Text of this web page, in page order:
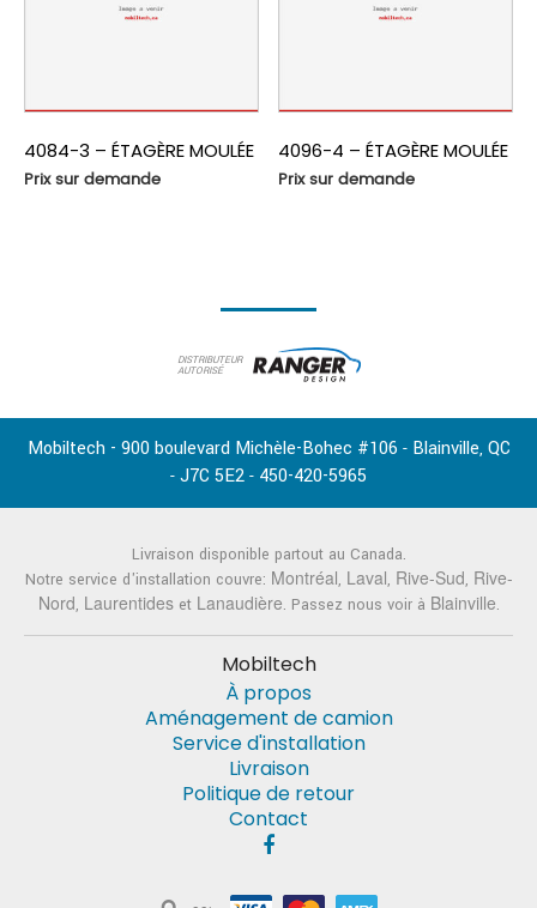
4084-3 – ÉTAGÈRE MOULÉE
Prix sur demande
4096-4 – ÉTAGÈRE MOULÉE
Prix sur demande
DISTRIBUTEUR
AUTORISÉ
Mobiltech - 900 boulevard Michèle-Bohec #106 - Blainville, QC
- J7C 5E2 - 450-420-5965
Livraison disponible partout au Canada.
Notre service d'installation couvre: Montréal, Laval, Rive-Sud, Rive-
Nord, Laurentideset Lanaudière. Passez nous voir à Blainville.
Mobiltech
À propos
Aménagement de camion
Service d'installation
Livraison
Politique de retour
Contact